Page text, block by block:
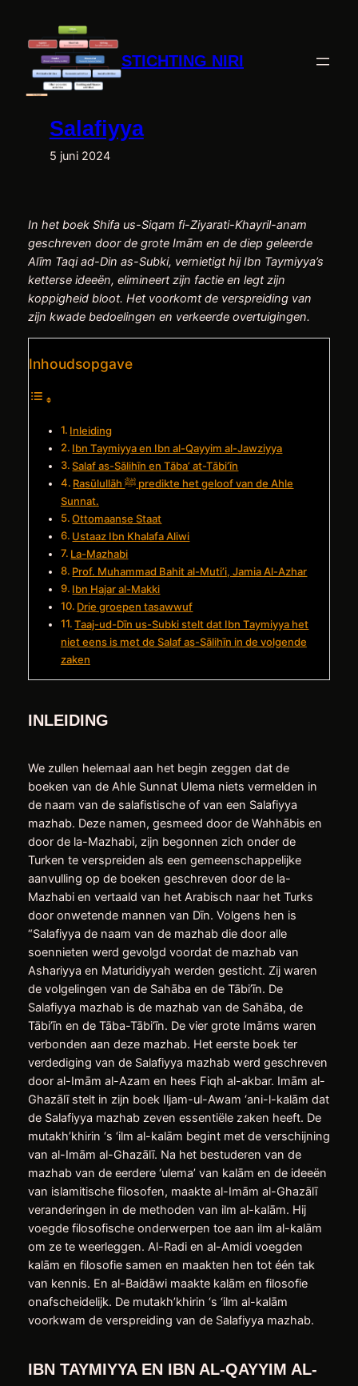
inhoud
STICHTING NIRI
Salafiyya
5 juni 2024
In het boek Shifa us-Siqam fi-Ziyarati-Khayril-anam
geschreven door de grote Imām en de diep geleerde
Alīm Taqi ad-Din as-Subki, vernietigt hij Ibn Taymiyya’s
ketterse ideeën, elimineert zijn factie en legt zijn
koppigheid bloot. Het voorkomt de verspreiding van
zijn kwade bedoelingen en verkeerde overtuigingen.
Inhoudsopgave
Inleiding
Ibn Taymiyya en Ibn al-Qayyim al-Jawziyya
Salaf as-Sālihīn en Tāba’ at-Tābi’īn
Rasūlullāh ﷺ predikte het geloof van de Ahle
Sunnat.
Ottomaanse Staat
Ustaaz Ibn Khalafa Aliwi
La-Mazhabi
Prof. Muhammad Bahit al-Muti’i, Jamia Al-Azhar
Ibn Hajar al-Makki
Drie groepen tasawwuf
Taaj-ud-Dīn us-Subki stelt dat Ibn Taymiyya het
niet eens is met de Salaf as-Sālihīn in de volgende
zaken
INLEIDING
We zullen helemaal aan het begin zeggen dat de
boeken van de Ahle Sunnat Ulema niets vermelden in
de naam van de salafistische of van een Salafiyya
mazhab. Deze namen, gesmeed door de Wahhābis en
door de la-Mazhabi, zijn begonnen zich onder de
Turken te verspreiden als een gemeenschappelijke
aanvulling op de boeken geschreven door de la-
Mazhabi en vertaald van het Arabisch naar het Turks
door onwetende mannen van Dīn. Volgens hen is
“Salafiyya de naam van de mazhab die door alle
soennieten werd gevolgd voordat de mazhab van
Ashariyya en Maturidiyyah werden gesticht. Zij waren
de volgelingen van de Sahāba en de Tābi’īn. De
Salafiyya mazhab is de mazhab van de Sahāba, de
Tābi’īn en de Tāba-Tābi’īn. De vier grote Imāms waren
verbonden aan deze mazhab. Het eerste boek ter
verdediging van de Salafiyya mazhab werd geschreven
door al-Imām al-Azam en hees Fiqh al-akbar. Imām al-
Ghazālī stelt in zijn boek Iljam-ul-Awam ‘ani-l-kalām dat
de Salafiyya mazhab zeven essentiële zaken heeft. De
mutakh’khirin ‘s ‘ilm al-kalām begint met de verschijning
van al-Imām al-Ghazālī. Na het bestuderen van de
mazhab van de eerdere ‘ulema’ van kalām en de ideeën
van islamitische filosofen, maakte al-Imām al-Ghazālī
veranderingen in de methoden van ilm al-kalām. Hij
voegde filosofische onderwerpen toe aan ilm al-kalām
om ze te weerleggen. Al-Radi en al-Amidi voegden
kalām en filosofie samen en maakten hen tot één tak
van kennis. En al-Baidāwi maakte kalām en filosofie
onafscheidelijk. De mutakh’khirin ‘s ‘ilm al-kalām
voorkwam de verspreiding van de Salafiyya mazhab.
IBN TAYMIYYA EN IBN AL-QAYYIM AL-